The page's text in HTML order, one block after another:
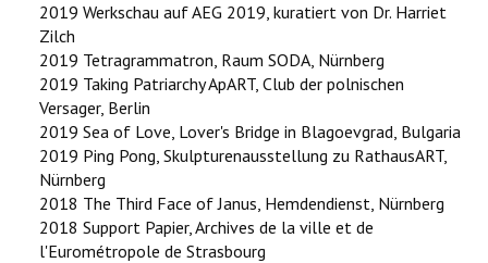
2019 Werkschau auf AEG 2019, kuratiert von Dr. Harriet
Zilch
2019 Tetragrammatron, Raum SODA, Nürnberg
2019 Taking Patriarchy ApART, Club der polnischen
Versager, Berlin
2019 Sea of Love, Lover's Bridge in Blagoevgrad, Bulgaria
2019 Ping Pong, Skulpturenausstellung zu RathausART,
Nürnberg
2018 The Third Face of Janus, Hemdendienst, Nürnberg
2018 Support Papier, Archives de la ville et de
l'Eurométropole de Strasbourg